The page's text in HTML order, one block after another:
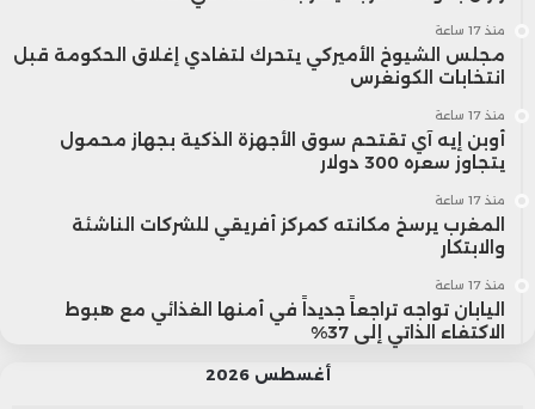
منذ 17 ساعة
مجلس الشيوخ الأميركي يتحرك لتفادي إغلاق الحكومة قبل
انتخابات الكونغرس
منذ 17 ساعة
أوبن إيه آي تقتحم سوق الأجهزة الذكية بجهاز محمول
يتجاوز سعره 300 دولار
منذ 17 ساعة
المغرب يرسخ مكانته كمركز أفريقي للشركات الناشئة
والابتكار
منذ 17 ساعة
اليابان تواجه تراجعاً جديداً في أمنها الغذائي مع هبوط
الاكتفاء الذاتي إلى 37%
أغسطس 2026